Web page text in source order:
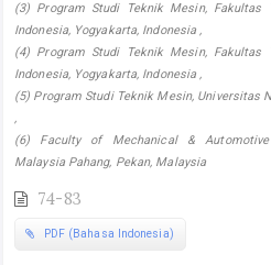
(3) Program Studi Teknik Mesin, Fakultas
Indonesia, Yogyakarta, Indonesia ,
(4) Program Studi Teknik Mesin, Fakultas
Indonesia, Yogyakarta, Indonesia ,
(5) Program Studi Teknik Mesin, Universitas
,
(6) Faculty of Mechanical & Automotive
Malaysia Pahang, Pekan, Malaysia
74-83
PDF (Bahasa Indonesia)